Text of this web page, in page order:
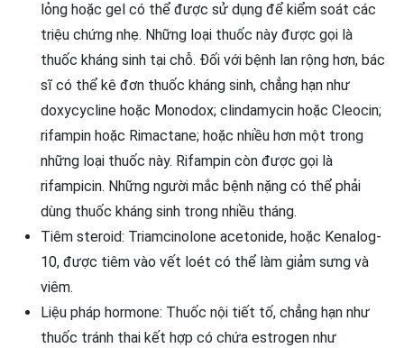
lỏng hoặc gel có thể được sử dụng để kiểm soát các
triệu chứng nhẹ. Những loại thuốc này được gọi là
thuốc kháng sinh tại chỗ. Đối với bệnh lan rộng hơn, bác
sĩ có thể kê đơn thuốc kháng sinh, chẳng hạn như
doxycycline hoặc Monodox; clindamycin hoặc Cleocin;
rifampin hoặc Rimactane; hoặc nhiều hơn một trong
những loại thuốc này. Rifampin còn được gọi là
rifampicin. Những người mắc bệnh nặng có thể phải
dùng thuốc kháng sinh trong nhiều tháng.
Tiêm steroid: Triamcinolone acetonide, hoặc Kenalog-
10, được tiêm vào vết loét có thể làm giảm sưng và
viêm.
Liệu pháp hormone: Thuốc nội tiết tố, chẳng hạn như
thuốc tránh thai kết hợp có chứa estrogen như